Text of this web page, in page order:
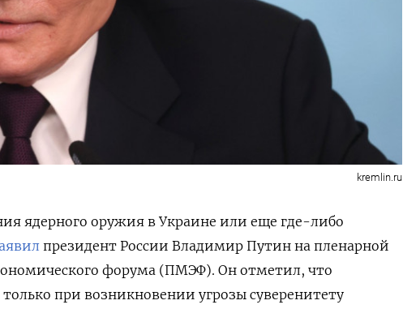
kremlin.ru
ядерного оружия в Украине или еще где-либо
президент России Владимир Путин на пленарной
форума (ПМЭФ). Он отметил, что
при возникновении угрозы суверенитету